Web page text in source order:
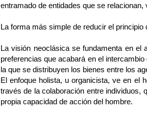
entramado de entidades que se
La forma más simple de reducir el
La visión neoclásica se fundamenta en el
preferencias que acabará en el
la que se distribuyen los bienes entre los
El enfoque holista, u organicista, ve en el
través de la colaboración entre individuos,
propia capacidad de acción del hombre.